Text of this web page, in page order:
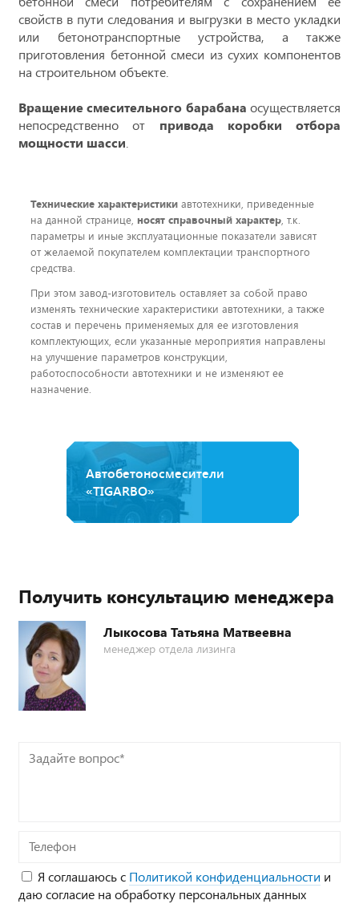
свойств в пути следования и выгрузки в место укладки
или бетонотранспортные устройства, а также
приготовления бетонной смеси из сухих компонентов
на строительном объекте.
Вращение смесительного барабана осуществляется
непосредственно от привода коробки отбора
мощности шасси.
Технические характеристики автотехники, приведенные
на данной странице, носят справочный характер, т.к.
параметры и иные эксплуатационные показатели зависят
от желаемой покупателем комплектации транспортного
средства.
При этом завод-изготовитель оставляет за собой право
изменять технические характеристики автотехники, а также
состав и перечень применяемых для ее изготовления
комплектующих, если указанные мероприятия направлены
на улучшение параметров конструкции,
работоспособности автотехники и не изменяют ее
назначение.
Автобетоносмесители
«TIGARBO»
Получить консультацию менеджера
Лыкосова Татьяна Матвеевна
менеджер отдела лизинга
Задайте
Телефон
Я соглашаюсь с Политикой конфиденциальности и
даю согласие на обработку персональных данных